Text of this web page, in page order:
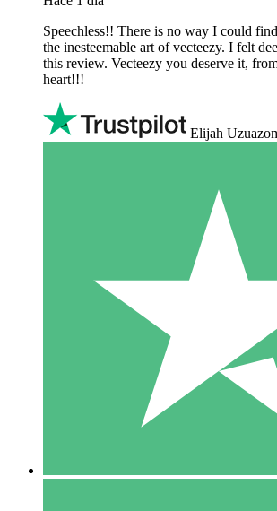
Speechless!! There is no way I could
the inesteemable art of vecteezy. I felt
this review. Vecteezy you deserve it,
heart!!!
Elijah